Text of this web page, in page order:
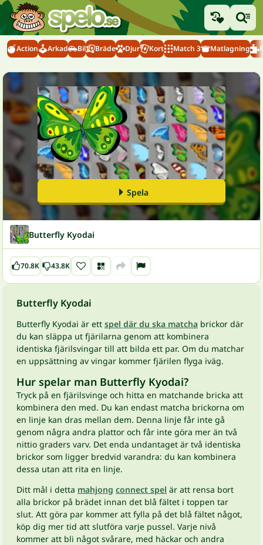
Action Arkad Bil Bräde Djur Kort Match 3 Matlagning
Spela
Butterfly Kyodai
70.8K 43.8K
Butterfly Kyodai
Butterfly Kyodai är ett spel där du ska matcha brickor där
du kan släppa ut fjärilarna genom att kombinera
identiska fjärilsvingar till att bilda ett par. Om du matchar
en uppsättning av vingar kommer fjärilen flyga iväg.
Hur spelar man Butterfly Kyodai?
Tryck på en fjärilsvinge och hitta en matchande bricka att
kombinera den med. Du kan endast matcha brickorna om
en linje kan dras mellan dem. Denna linje får inte gå
genom några andra plattor och får inte göra mer än två
nittio graders varv. Det enda undantaget är två identiska
brickor som ligger bredvid varandra: du kan kombinera
dessa utan att rita en linje.
Ditt mål i detta mahjong connect spel är att rensa bort
alla brickor på brädet innan det blå fältet i toppen tar
slut. Att göra par kommer att fylla på det blå fältet något,
köp dig mer tid att slutföra varje pussel. Varje nivå
kommer att bli något svårare, med häckar och andra